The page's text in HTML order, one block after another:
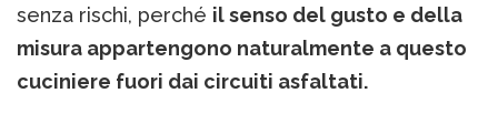
senza rischi, perché il senso del gusto e della
misura appartengono naturalmente a questo
cuciniere fuori dai circuiti asfaltati.